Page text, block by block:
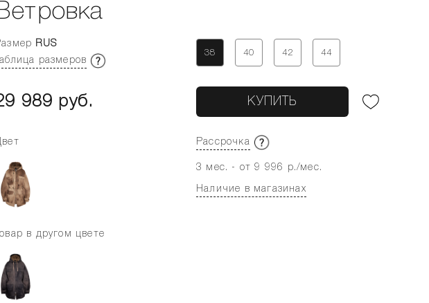
RUS
размеров
38 40 42 44
989 руб. КУПИТЬ
Рассрочка
3 мес. - от 9 996 р./мес.
Наличие в магазинах
в другом цвете